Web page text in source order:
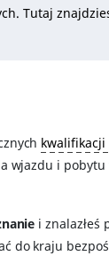
Tutaj
kwalifikacji
wjazdu i pobytu
i znalazłeś
do kraju